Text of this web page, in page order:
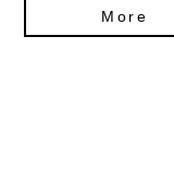
More